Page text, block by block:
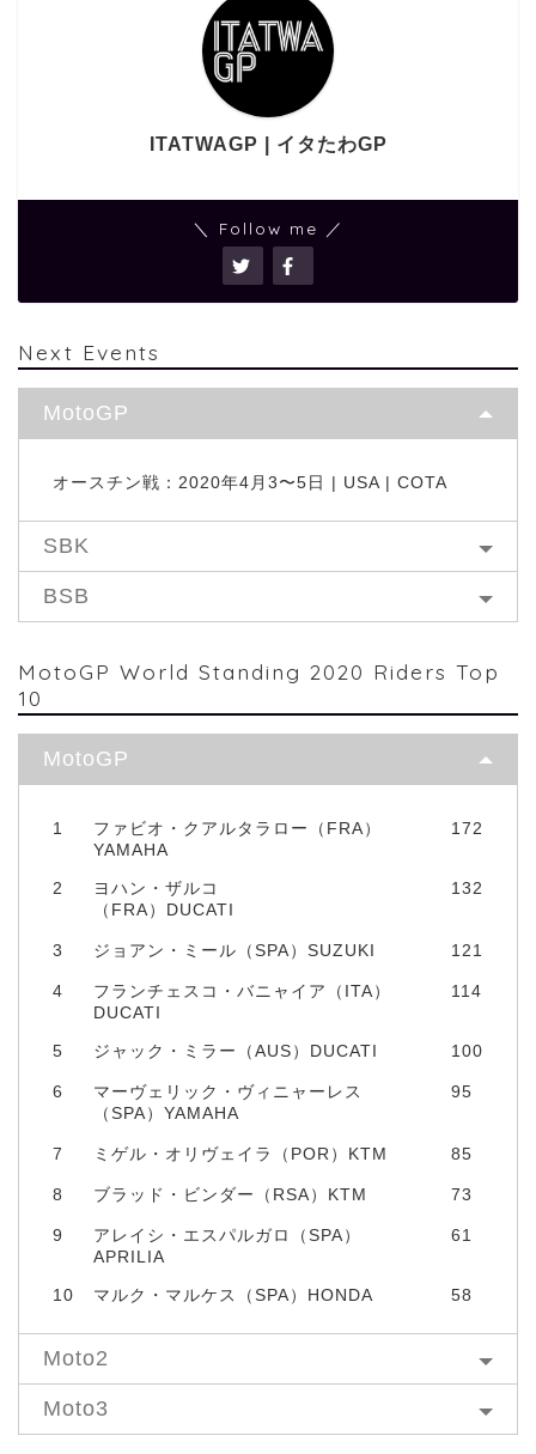
ITATWAGP | イタたわGP
＼ Follow me ／
Next Events
MotoGP
オースチン戦：2020年4月3〜5日 | USA | COTA
SBK
BSB
MotoGP World Standing 2020 Riders Top
10
MotoGP
1
ファビオ・クアルタラロー（FRA）
YAMAHA
172
2
ヨハン・ザルコ
（FRA）DUCATI
132
3 ジョアン・ミール（SPA）SUZUKI 121
4
フランチェスコ・バニャイア（ITA）
DUCATI
114
5 ジャック・ミラー（AUS）DUCATI 100
6
マーヴェリック・ヴィニャーレス
（SPA）YAMAHA
95
7 ミゲル・オリヴェイラ（POR）KTM 85
8 ブラッド・ビンダー（RSA）KTM 73
9
アレイシ・エスパルガロ（SPA）
APRILIA
61
10 マルク・マルケス（SPA）HONDA 58
Moto2
Moto3